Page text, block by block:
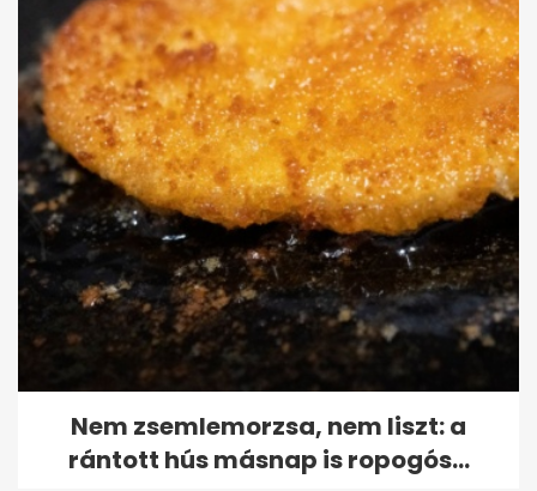
Nem zsemlemorzsa, nem liszt: a
rántott hús másnap is ropogós...